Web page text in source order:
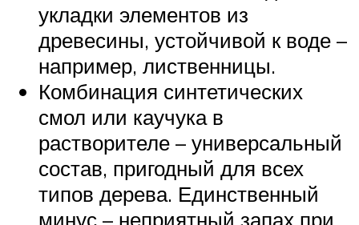
укладки элементов из
древесины, устойчивой к воде –
например, лиственницы.
Комбинация синтетических
смол или каучука в
растворителе – универсальный
состав, пригодный для всех
типов дерева. Единственный
минус – неприятный запах при